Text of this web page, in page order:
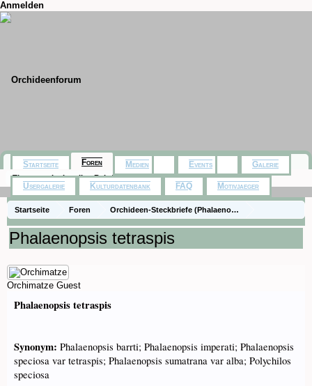
Anmelden
Startseite Foren
Orchideen-Steckbriefe (Phalaenopsis Naturformen
Steckbriefe - Phalaenopsis Naturformen
Phalaenopsis tetraspis
Orchimatze Guest
Phalaenopsis tetraspis
Synonym: Phalaenopsis barrti; Phalaenopsis imperati; Phalaenopsis
speciosa var tetraspis; Phalaenopsis sumatrana var alba; Polychilos
speciosa
Startseite Foren
Themen mit aktuellen Beiträgen
Medien Events Galerie
Usergalerie Kulturdatenbank FAQ Motivjaeger